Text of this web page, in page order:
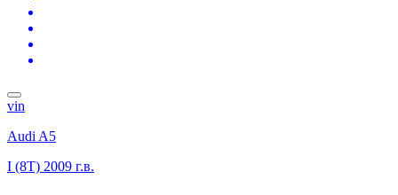
vin
Audi A5
I (8T) 2009 г.в.